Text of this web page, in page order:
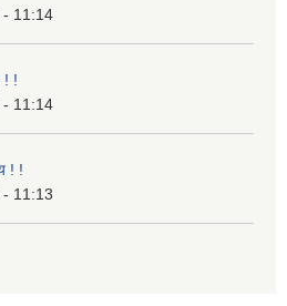
11:14
! !
11:14
! !
11:13